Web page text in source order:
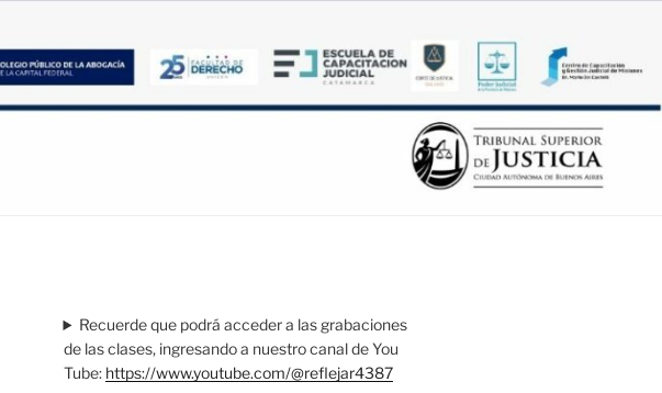
Recuerde que podrá acceder a las grabaciones
de las clases, ingresando a nuestro canal de You
Tube: https://www.youtube.com/@reflejar4387